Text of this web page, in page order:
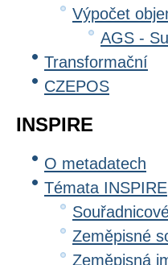
Výpočet
AGS -
Transformační
CZEPOS
INSPIRE
O metadatech
Témata INSPIRE
Zeměpisné
Zeměpisná